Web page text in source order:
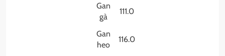
Gan
gà
111.0
Gan
heo
116.0